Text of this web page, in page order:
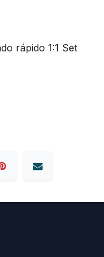
rápido 1:1 Set